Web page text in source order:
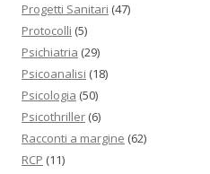
Progetti Sanitari (47)
Protocolli (5)
Psichiatria (29)
Psicoanalisi (18)
Psicologia (50)
Psicothriller (6)
Racconti a margine (62)
RCP (11)